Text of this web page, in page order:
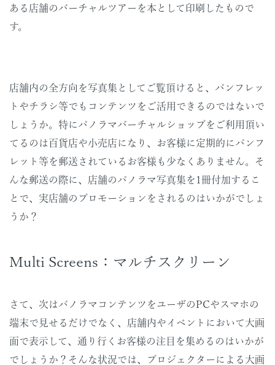
ある店舗のバーチャルツアーを本として印刷したもので
す。
店舗内の全方向を写真集としてご覧頂けると、パンフレッ
トやチラシ等でもコンテンツをご活用できるのではないで
しょうか。特にパノラマバーチャルショップをご利用頂い
てるのは百貨店や小売店になり、お客様に定期的にパンフ
レット等を郵送されているお客様も少なくありません。そ
んな郵送の際に、店舗のパノラマ写真集を1冊付加するこ
とで、実店舗のプロモーションをされるのはいかがでしょ
うか？
Multi Screens：マルチスクリーン
さて、次はパノラマコンテンツをユーザのPCやスマホの
端末で見せるだけでなく、店舗内やイベントにおいて大画
面で表示して、通り行くお客様の注目を集めるのはいかが
でしょうか？そんな状況では、プロジェクターによる大画